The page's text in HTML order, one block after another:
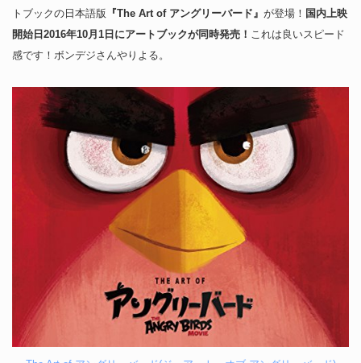
トブックの日本語版 『The Art of アングリーバード』 が登場！ 国内上映
開始日2016年10月1日にアートブックが同時発売！ これは良いスピード
感です！ボンデジさんやりよる。